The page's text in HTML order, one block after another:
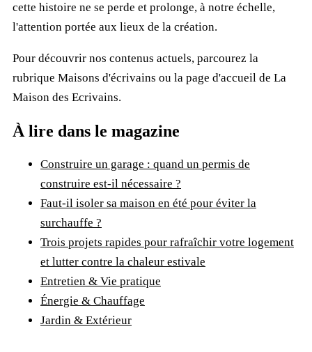
cette histoire ne se perde et prolonge, à notre échelle,
l'attention portée aux lieux de la création.
Pour découvrir nos contenus actuels, parcourez la
rubrique Maisons d'écrivains ou la page d'accueil de La
Maison des Ecrivains.
À lire dans le magazine
Construire un garage : quand un permis de
construire est-il nécessaire ?
Faut-il isoler sa maison en été pour éviter la
surchauffe ?
Trois projets rapides pour rafraîchir votre logement
et lutter contre la chaleur estivale
Entretien & Vie pratique
Énergie & Chauffage
Jardin & Extérieur